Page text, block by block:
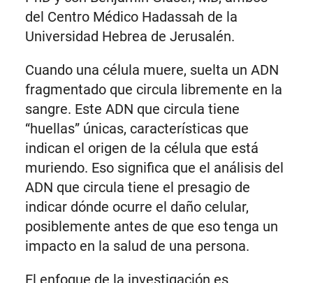
del Centro Médico Hadassah de la
Universidad Hebrea de Jerusalén.
Cuando una célula muere, suelta un ADN
fragmentado que circula libremente en la
sangre. Este ADN que circula tiene
“huellas” únicas, características que
indican el origen de la célula que está
muriendo. Eso significa que el análisis del
ADN que circula tiene el presagio de
indicar dónde ocurre el daño celular,
posiblemente antes de que eso tenga un
impacto en la salud de una persona.